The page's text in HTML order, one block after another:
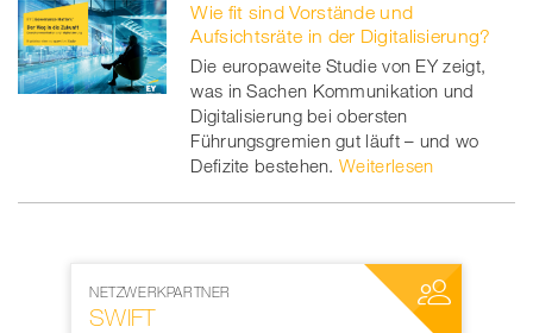
Wie fit sind Vorstände und
Aufsichtsräte in der Digitalisierung?
Die europaweite Studie von EY zeigt,
was in Sachen Kommunikation und
Digitalisierung bei obersten
Führungsgremien gut läuft – und wo
Defizite bestehen. Weiterlesen
NETZWERKPARTNER
SWIFT